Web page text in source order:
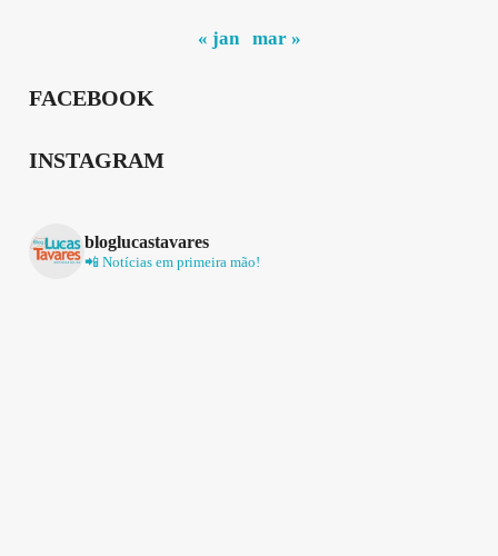
« jan mar »
FACEBOOK
INSTAGRAM
bloglucastavares
📲 Notícias em primeira mão!